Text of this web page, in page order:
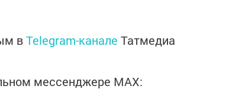
вTelegram-канале Татмедиа
мессенджере MАХ: